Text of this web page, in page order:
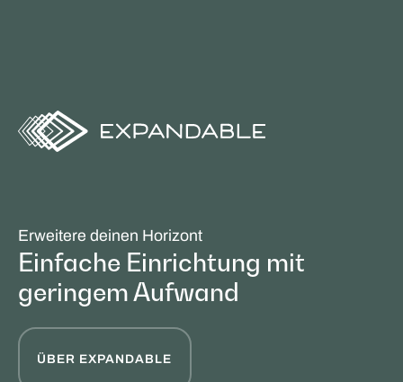
Erweitere deinen Horizont
Einfache Einrichtung mit
geringem Aufwand
ÜBER EXPANDABLE